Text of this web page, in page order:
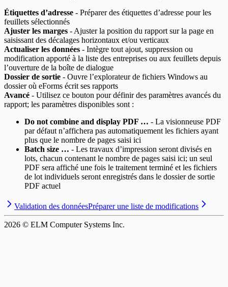
Étiquettes d’adresse - Préparer des étiquettes d’adresse pour les
feuillets sélectionnés
Ajuster les marges - Ajuster la position du rapport sur la page en
saisissant des décalages horizontaux et/ou verticaux
Actualiser les données - Intègre tout ajout, suppression ou
modification apporté à la liste des entreprises ou aux feuillets depuis
l’ouverture de la boîte de dialogue
Dossier de sortie - Ouvre l’explorateur de fichiers Windows au
dossier où eForms écrit ses rapports
Avancé - Utilisez ce bouton pour définir des paramètres avancés du
rapport; les paramètres disponibles sont :
Do not combine and display PDF … - La visionneuse PDF
par défaut n’affichera pas automatiquement les fichiers ayant
plus que le nombre de pages saisi ici
Batch size … - Les travaux d’impression seront divisés en
lots, chacun contenant le nombre de pages saisi ici; un seul
PDF sera affiché une fois le traitement terminé et les fichiers
de lot individuels seront enregistrés dans le dossier de sortie
PDF actuel
Validation des donnéesPréparer une liste de modifications
2026 © ELM Computer Systems Inc.